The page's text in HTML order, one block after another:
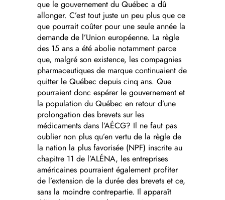
que le gouvernement du Québec a dû
allonger. C’est tout juste un peu plus que ce
que pourrait coûter pour une seule année la
demande de l’Union européenne. La règle
des 15 ans a été abolie notamment parce
que, malgré son existence, les compagnies
pharmaceutiques de marque continuaient de
quitter le Québec depuis cinq ans. Que
pourraient donc espérer le gouvernement et
la population du Québec en retour d’une
prolongation des brevets sur les
médicaments dans l’AÉCG? Il ne faut pas
oublier non plus qu’en vertu de la règle de
la nation la plus favorisée (NPF) inscrite au
chapitre 11 de l’ALÉNA, les entreprises
américaines pourraient également profiter
de l’extension de la durée des brevets et ce,
sans la moindre contrepartie. Il apparaît